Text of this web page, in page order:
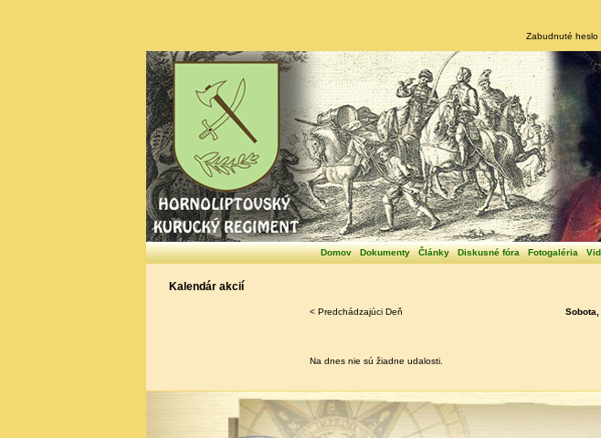
Zabudnuté heslo
Domov Dokumenty Články Diskusné fóra Fotogaléria
Kalendár akcií
< Predchádzajúci Deň
Na dnes nie sú žiadne udalosti.